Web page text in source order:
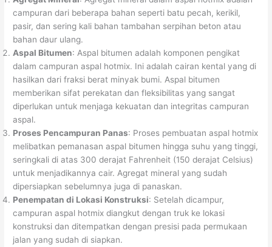
campuran dari beberapa bahan seperti batu pecah, kerikil,
pasir, dan sering kali bahan tambahan serpihan beton atau
bahan daur ulang.
Aspal Bitumen: Aspal bitumen adalah komponen pengikat
dalam campuran aspal hotmix. Ini adalah cairan kental yang di
hasilkan dari fraksi berat minyak bumi. Aspal bitumen
memberikan sifat perekatan dan fleksibilitas yang sangat
diperlukan untuk menjaga kekuatan dan integritas campuran
aspal.
Proses Pencampuran Panas: Proses pembuatan aspal hotmix
melibatkan pemanasan aspal bitumen hingga suhu yang tinggi,
seringkali di atas 300 derajat Fahrenheit (150 derajat Celsius)
untuk menjadikannya cair. Agregat mineral yang sudah
dipersiapkan sebelumnya juga di panaskan.
Penempatan di Lokasi Konstruksi: Setelah dicampur,
campuran aspal hotmix diangkut dengan truk ke lokasi
konstruksi dan ditempatkan dengan presisi pada permukaan
jalan yang sudah di siapkan.